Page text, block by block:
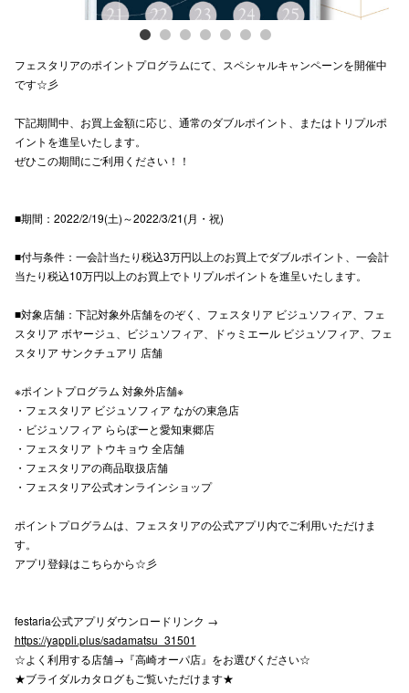
フェスタリアのポイントプログラムにて、スペシャルキャンペーンを開催中
です☆彡
下記期間中、お買上金額に応じ、通常のダブルポイント、またはトリプルポ
イントを進呈いたします。
ぜひこの期間にご利用ください！！
■期間：2022/2/19(土)～2022/3/21(月・祝)
■付与条件：一会計当たり税込3万円以上のお買上でダブルポイント、一会計
当たり税込10万円以上のお買上でトリプルポイントを進呈いたします。
■対象店舗：下記対象外店舗をのぞく、フェスタリア ビジュソフィア、フェ
スタリア ボヤージュ、ビジュソフィア、ドゥミエール ビジュソフィア、フェ
スタリア サンクチュアリ 店舗
※ポイントプログラム 対象外店舗※
・フェスタリア ビジュソフィア ながの東急店
・ビジュソフィア ららぽーと愛知東郷店
・フェスタリア トウキョウ 全店舗
・フェスタリアの商品取扱店舗
・フェスタリア公式オンラインショップ
ポイントプログラムは、フェスタリアの公式アプリ内でご利用いただけま
す。
アプリ登録はこちらから☆彡
festaria公式アプリダウンロードリンク →
https://yappli.plus/sadamatsu_31501
☆よく利用する店舗→『高崎オーパ店』をお選びください☆
★ブライダルカタログもご覧いただけます★
企業情報
利用規約
秋田オ